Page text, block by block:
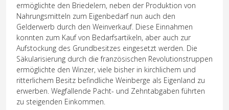
ermöglichte den Briedelern, neben der Produktion von
Nahrungsmitteln zum Eigenbedarf nun auch den
Gelderwerb durch den Weinverkauf. Diese Einnahmen
konnten zum Kauf von Bedarfsartikeln, aber auch zur
Aufstockung des Grundbesitzes eingesetzt werden. Die
Säkularisierung durch die französischen Revolutionstruppen
ermöglichte den Winzer, viele bisher in kirchlichem und
ritterlichem Besitz befindliche Weinberge als Eigenland zu
erwerben. Wegfallende Pacht- und Zehntabgaben führten
zu steigenden Einkommen.